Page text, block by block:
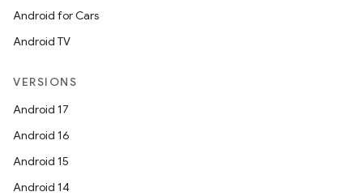
Android for Cars
Android TV
VERSIONS
Android 17
Android 16
Android 15
Android 14